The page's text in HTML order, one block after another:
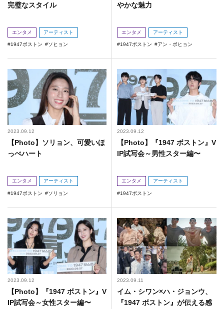
完璧なスタイル
エンタメ アーティスト
1947ボストン ソヒョン
やかな魅力
エンタメ アーティスト
1947ボストン アン・ボヒョン
2023.09.12
【Photo】ソリョン、可愛いほ
っぺハート
エンタメ アーティスト
1947ボストン ソリョン
2023.09.12
【Photo】『1947 ボストン』V
IP試写会～男性スター編〜
エンタメ アーティスト
1947ボストン
2023.09.12
【Photo】『1947 ボストン』V
IP試写会～女性スター編〜
2023.09.11
イム・シワン×ハ・ジョンウ、
『1947 ボストン』が伝える感